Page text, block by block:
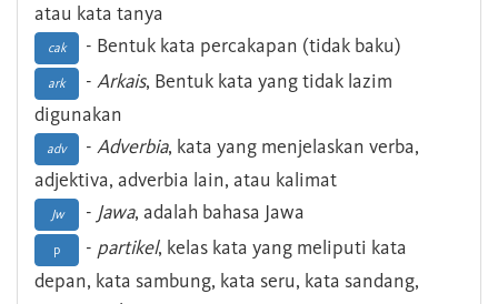
atau kata tanya
cak - Bentuk kata percakapan (tidak baku)
ark - Arkais, Bentuk kata yang tidak lazim
digunakan
adv - Adverbia, kata yang menjelaskan verba,
adjektiva, adverbia lain, atau kalimat
Jw - Jawa, adalah bahasa Jawa
p - partikel, kelas kata yang meliputi kata
depan, kata sambung, kata seru, kata sandang,